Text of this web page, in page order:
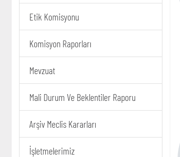
Etik Komisyonu
Komisyon Raporları
Mevzuat
Mali Durum Ve Beklentiler Raporu
Arşiv Meclis Kararları
İşletmelerimiz